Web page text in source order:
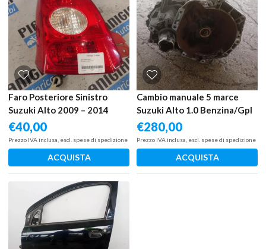
Faro Posteriore Sinistro
Suzuki Alto 2009 – 2014
€40,00
Prezzo IVA inclusa, escl. spese di spedizione
ACQUISTA
Cambio manuale 5 marce
Suzuki Alto 1.0 Benzina/Gpl
– 50Kw – 68Cv K10B 1998 –
2020
€280,00
Prezzo IVA inclusa, escl. spese di spedizione
ACQUISTA